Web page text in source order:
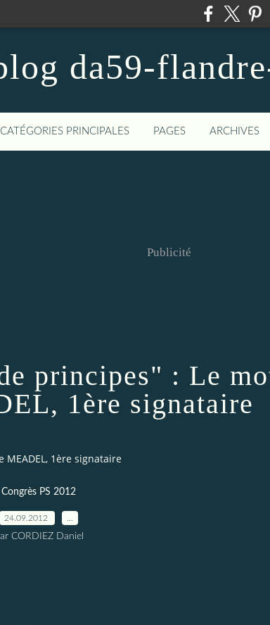
da59-
CATÉGORIES PRINCIPALES PAGES ARCHIVES
Publicité
principes" : Le
1ère signataire
1ère signataire
Congrès PS 2012
24.09.2012
CORDIEZ Daniel